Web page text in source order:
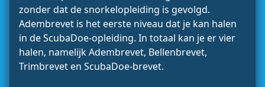
zonder dat de snorkelopleiding is gevolgd.
Adembrevet is het eerste niveau dat je kan halen
in de ScubaDoe-opleiding. In totaal kan je er vier
halen, namelijk Adembrevet, Bellenbrevet,
Trimbrevet en ScubaDoe-brevet.